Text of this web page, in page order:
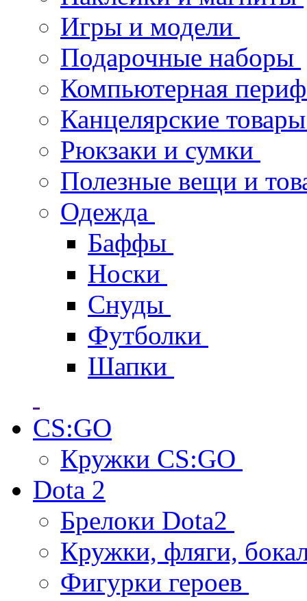
Игры и модели
Подарочные наборы
Компьютерная
Канцелярские
Рюкзаки и сумки
Полезные вещи и
Одежда
Баффы
Носки
Снуды
Футболки
Шапки
CS:GO
Кружки CS:GO
Dota 2
Брелоки Dota2
Кружки, фляги,
Фигурки героев